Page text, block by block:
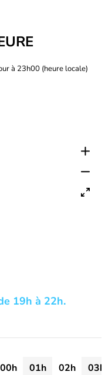
à 23h00 (heure locale)
19h à 22h.
00h 01h 02h
03h